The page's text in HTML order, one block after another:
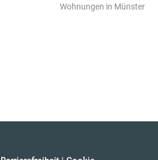
Wohnungen in Münster